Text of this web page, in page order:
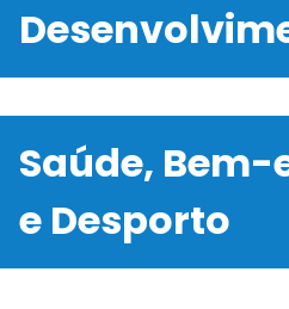
Saúde,
e Desporto